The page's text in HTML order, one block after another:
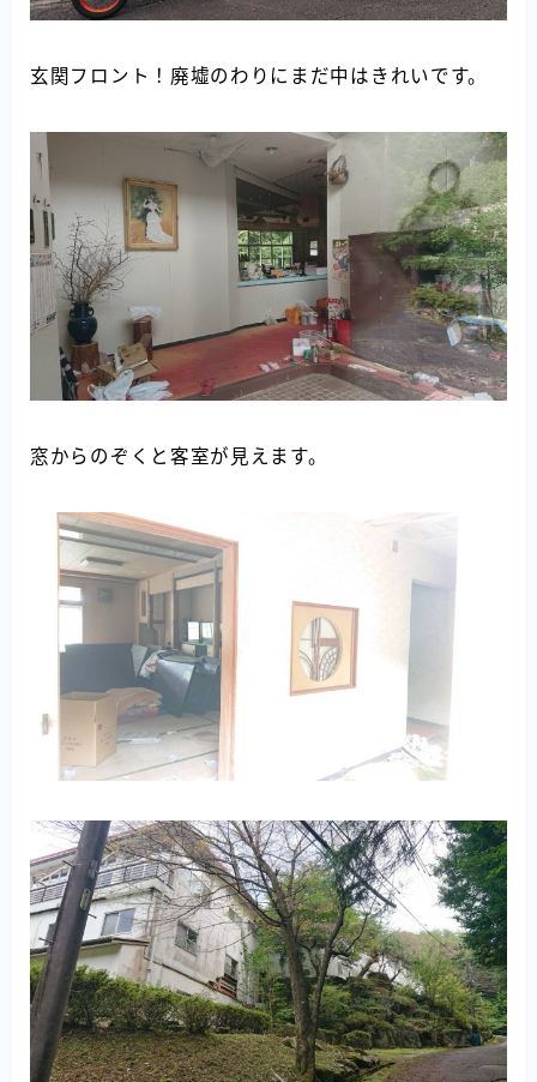
玄関フロント！廃墟のわりにまだ中はきれいです。
窓からのぞくと客室が見えます。